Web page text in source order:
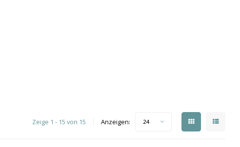
Zeige 1 - 15 von 15 Anzeigen: 24